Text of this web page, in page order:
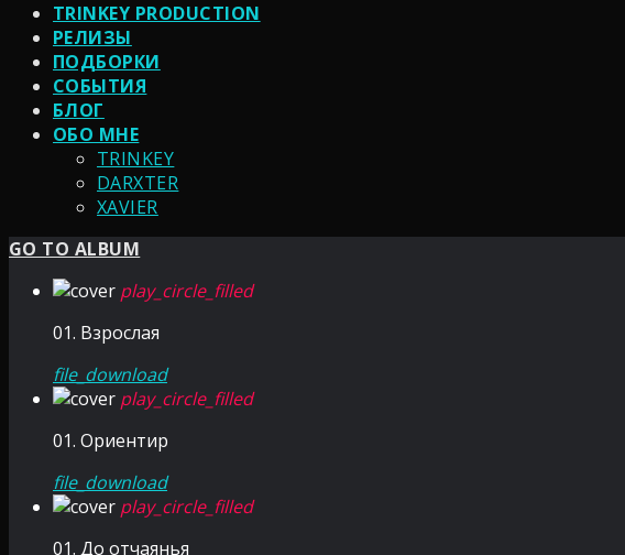
TRINKEY PRODUCTION
РЕЛИЗЫ
ПОДБОРКИ
СОБЫТИЯ
БЛОГ
ОБО МНЕ
TRINKEY
DARXTER
XAVIER
GO TO ALBUM
play_circle_filled
01. Взрослая
file_download
play_circle_filled
01. Ориентир
file_download
play_circle_filled
01. До отчаянья